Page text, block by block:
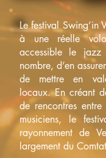
Le festival Swing’in
à une réelle
accessible le
nombre, d’en
de mettre en
locaux. En créant
de rencontres
musiciens, le
rayonnement de
largement du